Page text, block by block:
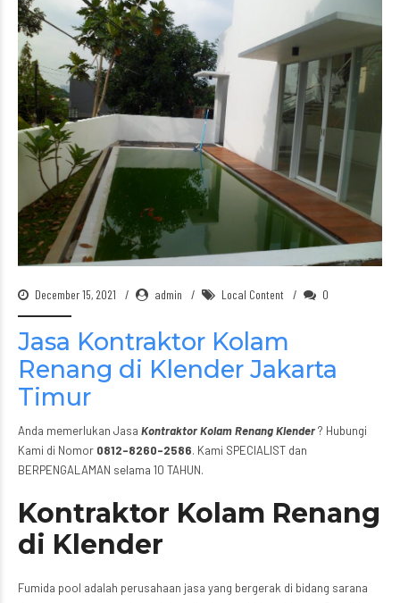
December 15, 2021 admin Local Content 0
Jasa Kontraktor Kolam
Renang di Klender Jakarta
Timur
Anda memerlukan Jasa Kontraktor Kolam Renang Klender? Hubungi
Kami di Nomor 0812-8260-2586. Kami SPECIALIST dan
BERPENGALAMAN selama 10 TAHUN.
Kontraktor Kolam Renang
di Klender
Fumida pool adalah perusahaan jasa yang bergerak di bidang sarana